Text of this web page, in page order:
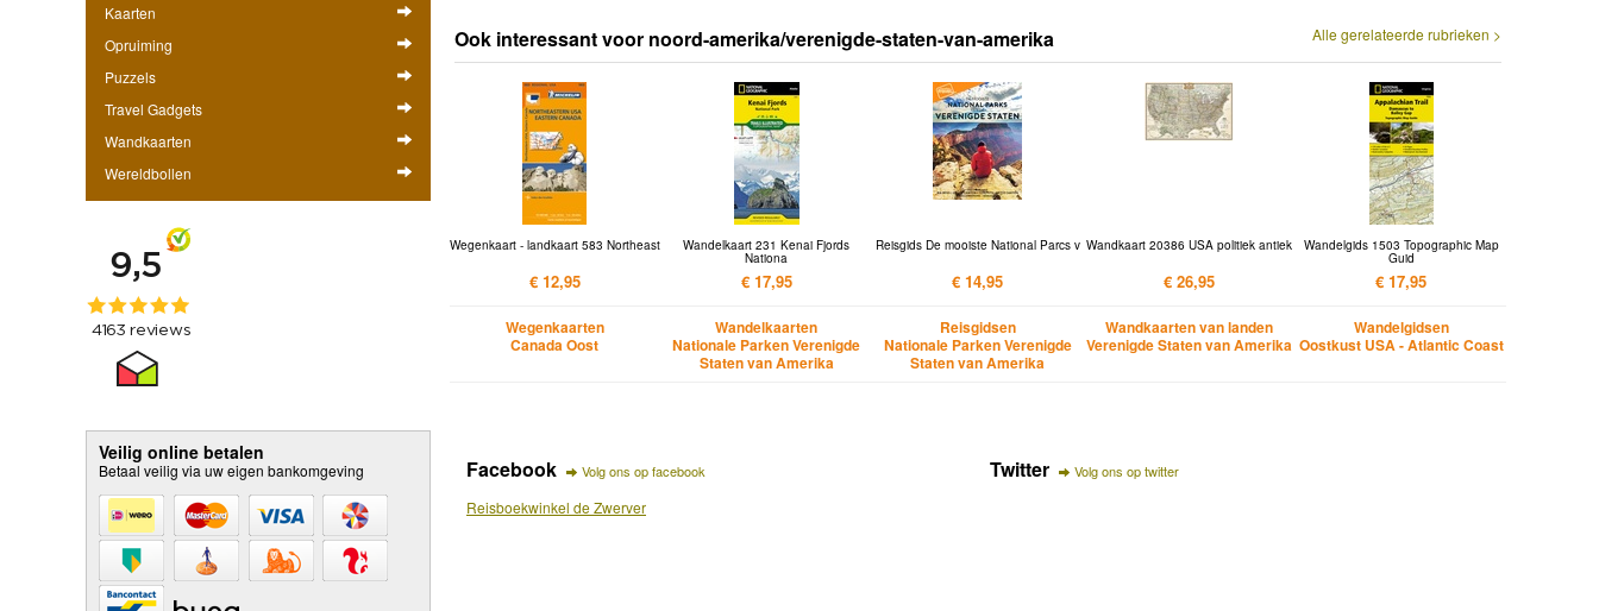
Kaarten
Opruiming
Puzzels
Travel Gadgets
Wandkaarten
Wereldbollen
Veilig online betalen
Betaal veilig via uw eigen bankomgeving
Alle gerelateerde rubrieken >
Ook interessant voor noord-amerika/verenigde-staten-van-amerika
Wegenkaart - landkaart 583 Northeast
€ 12,95
Wegenkaarten
Canada Oost
Wandelkaart 231 Kenai Fjords
Nationa
€ 17,95
Wandelkaarten
Nationale Parken Verenigde
Staten van Amerika
Reisgids De mooiste National Parcs v
€ 14,95
Reisgidsen
Nationale Parken Verenigde
Staten van Amerika
Wandkaart 20386 USA politiek antiek
€ 26,95
Wandkaarten van landen
Verenigde Staten van Amerika
Wandelgids 1503 Topographic Map
Guid
€ 17,95
Wandelgidsen
Oostkust USA - Atlantic Coast
Facebook Volg ons op facebook
Reisboekwinkel de Zwerver
Twitter Volg ons op twitter